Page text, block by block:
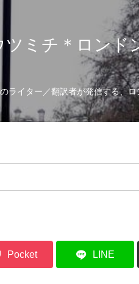
ツミチ＊ロンド
ライター／翻訳者が発信する、
Pocket LINE